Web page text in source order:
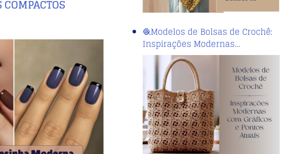
🧶Modelos de Bolsas de Crochê:
Inspirações Modernas…